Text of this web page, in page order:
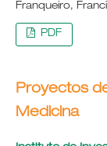
Franqueiro,
PDF
Proyectos
Medicina